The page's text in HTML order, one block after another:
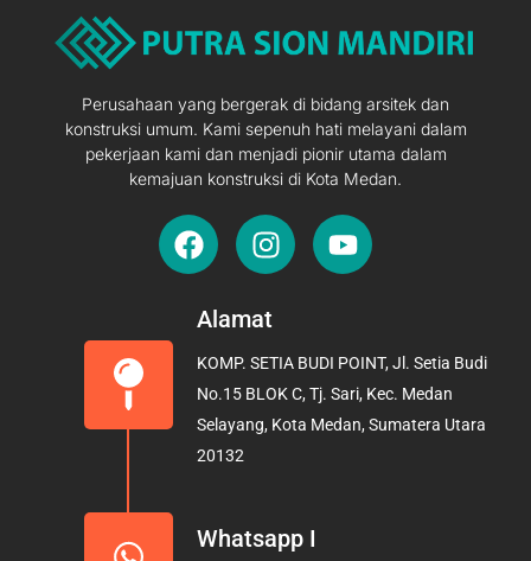
Perusahaan yang bergerak di bidang arsitek dan
konstruksi umum. Kami sepenuh hati melayani dalam
pekerjaan kami dan menjadi pionir utama dalam
kemajuan konstruksi di Kota Medan.
F
a
e
o
o
k
I
n
t
g
r
a
Y
o
b
e
Alamat
KOMP. SETIA BUDI POINT, Jl. Setia Budi
No.15 BLOK C, Tj. Sari, Kec. Medan
Selayang, Kota Medan, Sumatera Utara
20132
Whatsapp I